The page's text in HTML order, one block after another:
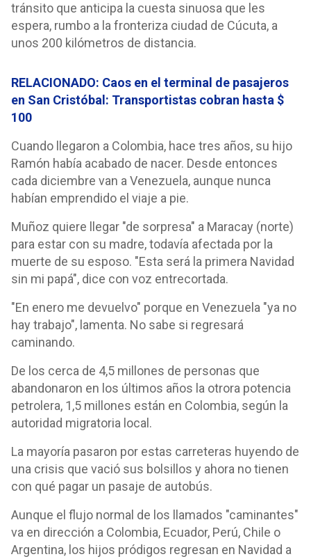
tránsito que anticipa la cuesta sinuosa que les
espera, rumbo a la fronteriza ciudad de Cúcuta, a
unos 200 kilómetros de distancia.
RELACIONADO: Caos en el terminal de pasajeros
en San Cristóbal: Transportistas cobran hasta $
100
Cuando llegaron a Colombia, hace tres años, su hijo
Ramón había acabado de nacer. Desde entonces
cada diciembre van a Venezuela, aunque nunca
habían emprendido el viaje a pie.
Muñoz quiere llegar "de sorpresa" a Maracay (norte)
para estar con su madre, todavía afectada por la
muerte de su esposo. "Esta será la primera Navidad
sin mi papá", dice con voz entrecortada.
"En enero me devuelvo" porque en Venezuela "ya no
hay trabajo", lamenta. No sabe si regresará
caminando.
De los cerca de 4,5 millones de personas que
abandonaron en los últimos años la otrora potencia
petrolera, 1,5 millones están en Colombia, según la
autoridad migratoria local.
La mayoría pasaron por estas carreteras huyendo de
una crisis que vació sus bolsillos y ahora no tienen
con qué pagar un pasaje de autobús.
Aunque el flujo normal de los llamados "caminantes"
va en dirección a Colombia, Ecuador, Perú, Chile o
Argentina, los hijos pródigos regresan en Navidad a